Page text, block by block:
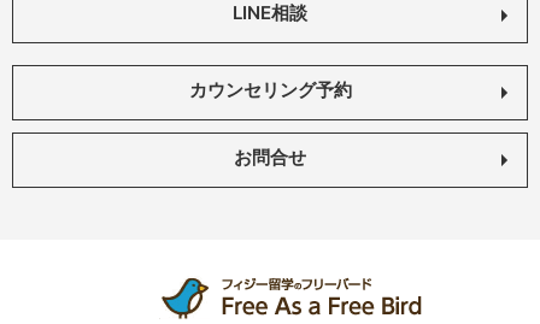
LINE相談
カウンセリング予約
お問合せ